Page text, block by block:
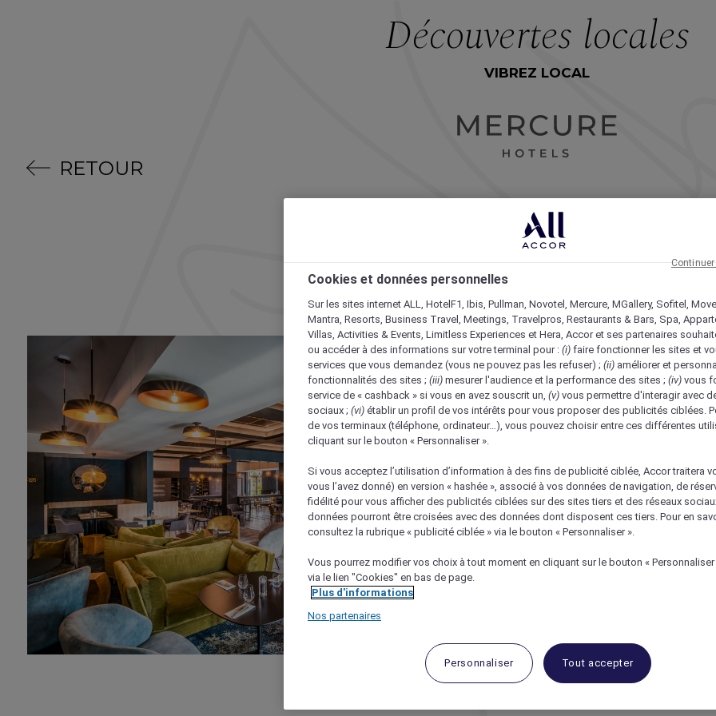
Découvertes locales
VIBREZ LOCAL
RETOUR
BEAUTÉ
SE
HÔTEL MERCURE
Dans le Nord, on ne
tout de suite un
découverte de sa
ancien et sa
accessible en tram,
Marcq-en-Barœul.
avec goût dispose
d’un bar-restaurant
Nord, assister à
les œuvres d’art
Cookies et données personnelles
Sur les sites internet ALL, HotelF1, Ibis, Pullman, Novotel, Mercure, MGallery, Sofitel,
Mantra, Resorts, Business Travel, Meetings, Travelpros, Restaurants & Bars, Spa,
Villas, Activities & Events, Limitless Experiences et Hera, Accor et ses partenaires
ou accéder à des informations sur votre terminal pour : (i) faire fonctionner les sites et
services que vous demandez (vous ne pouvez pas les refuser) ; (ii) améliorer et
fonctionnalités des sites ; (iii) mesurer l'audience et la performance des sites ; (iv) vous
service de « cashback » si vous en avez souscrit un, (v) vous permettre d'interagir avec
sociaux ; (vi) établir un profil de vos intérêts pour vous proposer des publicités ciblées.
de vos terminaux (téléphone, ordinateur…), vous pouvez choisir entre ces différentes
cliquant sur le bouton « Personnaliser ».
Si vous acceptez l’utilisation d’information à des fins de publicité ciblée, Accor traitera
vous l’avez donné) en version « hashée », associé à vos données de navigation, de
fidélité pour vous afficher des publicités ciblées sur des sites tiers et des réseaux
données pourront être croisées avec des données dont disposent ces tiers. Pour en
consultez la rubrique « publicité ciblée » via le bouton « Personnaliser ».
Vous pourrez modifier vos choix à tout moment en cliquant sur le bouton «
via le lien "Cookies" en bas de page.
Plus d'informations
Nos partenaires
Personnaliser Tout accepter